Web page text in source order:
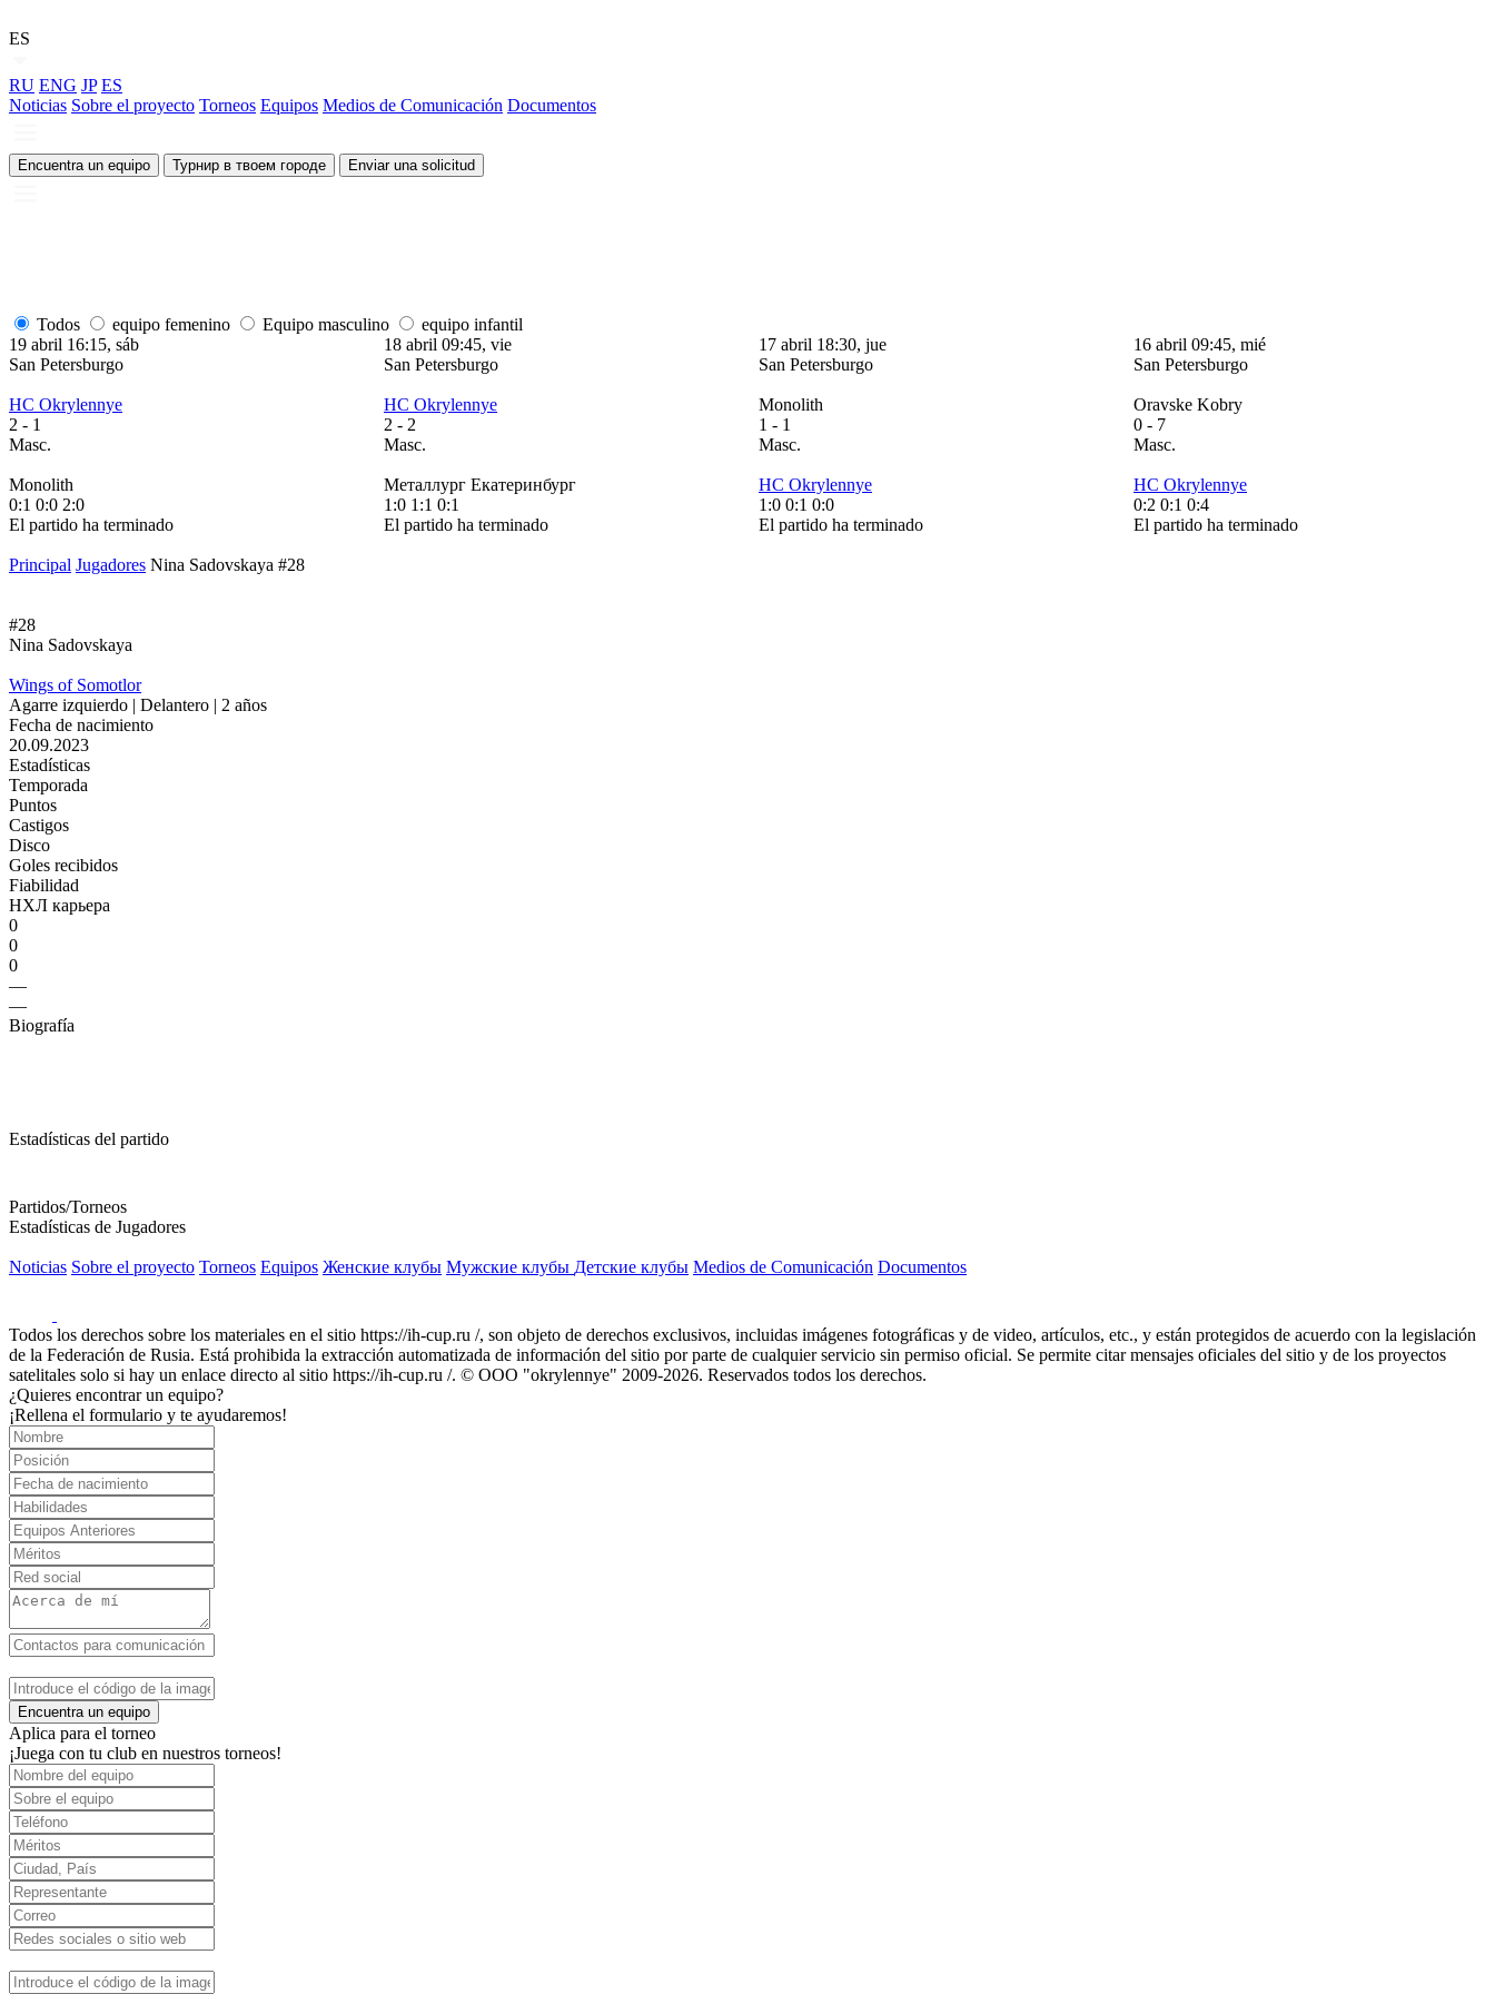
ES
RU ENG JP ES
Noticias Sobre el proyecto Torneos Equipos Medios de Comunicación Documentos
Encuentra un equipo Турнир в твоем городе Enviar una solicitud
Todos equipo femenino Equipo masculino
equipo infantil
19 abril 16:15, sáb
San Petersburgo
HC Okrylennye
2 - 1
Masc.
Monolith
0:1 0:0 2:0
El partido ha terminado
18 abril 09:45, vie
San Petersburgo
HC Okrylennye
2 - 2
Masc.
Металлург Екатеринбург
1:0 1:1 0:1
El partido ha terminado
17 abril 18:30, jue
San Petersburgo
Monolith
1 - 1
Masc.
HC Okrylennye
1:0 0:1 0:0
El partido ha terminado
16 abril 09:45, mié
San Petersburgo
Oravske Kobry
0 - 7
Masc.
HC Okrylennye
0:2 0:1 0:4
El partido ha terminado
Principal Jugadores Nina Sadovskaya #28
#28
Nina Sadovskaya
Wings of Somotlor
Agarre izquierdo | Delantero | 2 años
Fecha de nacimiento
20.09.2023
Estadísticas
Temporada
Puntos
Castigos
Disco
Goles recibidos
Fiabilidad
НХЛ карьера
0
0
0
—
—
Biografía
Estadísticas del partido
Partidos/Torneos
Estadísticas de Jugadores
Noticias Sobre el proyecto Torneos Equipos Женские клубы Мужские клубы Детские клубы Medios de Comunicación Documentos
Todos los derechos sobre los materiales en el sitio https://ih-cup.ru /, son objeto de derechos exclusivos, incluidas imágenes fotográficas y de video, artículos, etc., y están protegidos de acuerdo con la legislación
de la Federación de Rusia. Está prohibida la extracción automatizada de información del sitio por parte de cualquier servicio sin permiso oficial. Se permite citar mensajes oficiales del sitio y de los proyectos
satelitales solo si hay un enlace directo al sitio https://ih-cup.ru /. © OOO "okrylennye" 2009-2026. Reservados todos los derechos.
¿Quieres encontrar un equipo?
¡Rellena el formulario y te ayudaremos!
Encuentra un equipo
Aplica para el torneo
¡Juega con tu club en nuestros torneos!